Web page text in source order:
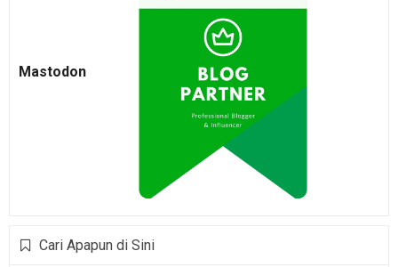
Mastodon
Cari Apapun di Sini